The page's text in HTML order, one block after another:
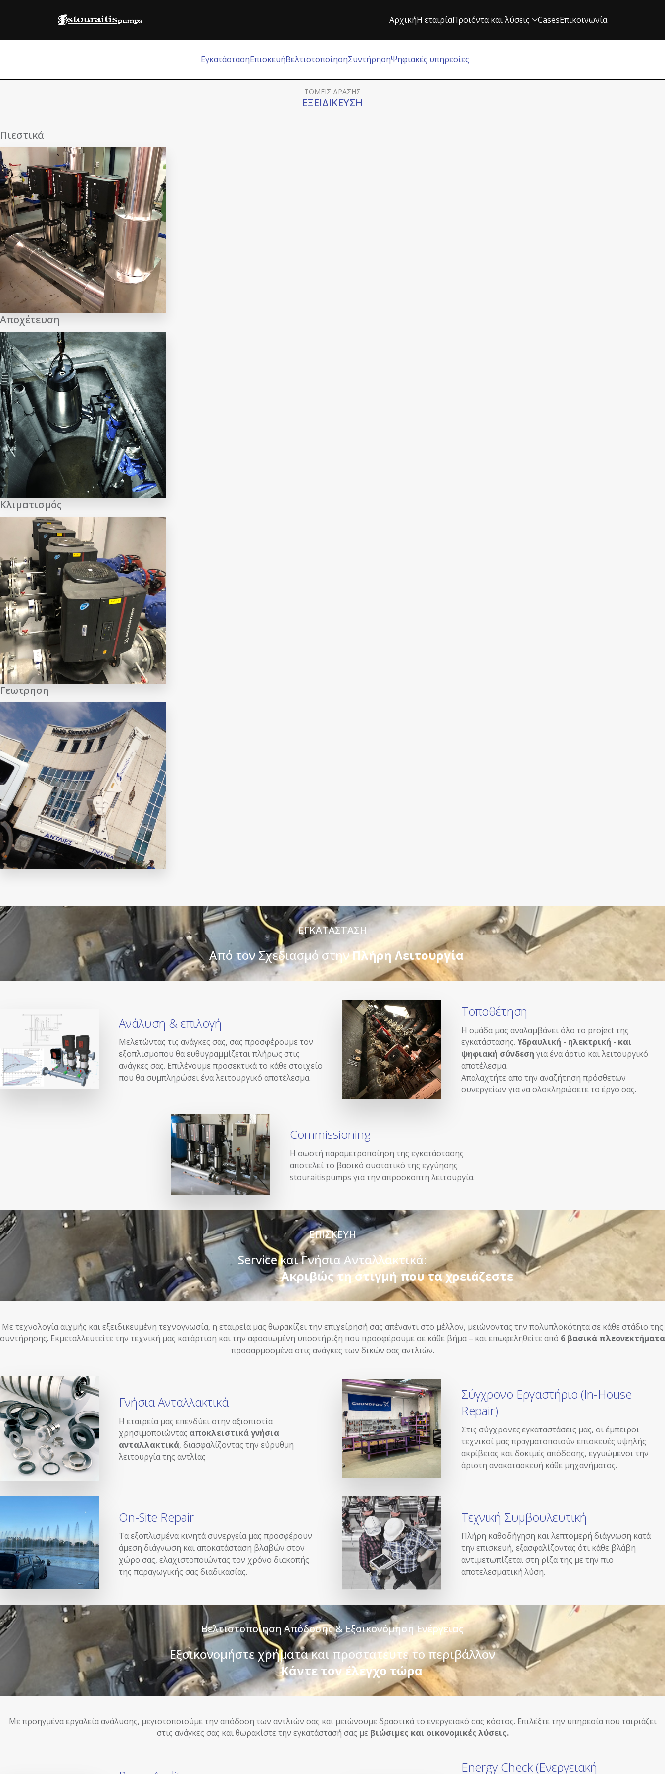
ΑρχικήΗ εταιρίαΠροϊόντα και λύσεις CasesΕπικοινωνία
ΤΟΜΕΙΣ ΔΡΑΣΗΣ
ΕΞΕΙΔΙΚΕΥΣΗ
Πιεστικά
Αποχέτευση
Κλιματισμός
Γεωτρηση
ΕΓΚΑΤΑΣΤΑΣΗ
Από τον Σχεδιασμό στηνΠλήρη Λειτουργία
Ανάλυση & επιλογή
Μελετώντας τις ανάγκες σας, σας προσφέρουμε τον
εξοπλισμοπου θα ευθυγραμμίζεται πλήρως στις
ανάγκες σας. Επιλέγουμε προσεκτικά το κάθε στοιχείο
που θα συμπληρώσει ένα λειτουργικό αποτέλεσμα.
Τοποθέτηση
Η ομάδα μας αναλαμβάνει όλο το project της
εγκατάστασης. Υδραυλική - ηλεκτρική - και
ψηφιακή σύνδεση για ένα άρτιο και λειτουργικό
αποτέλεσμα.
Απαλαχτήτε απο την αναζήτηση πρόσθετων
συνεργείων για να ολοκληρώσετε το έργο σας.
Commissioning
Η σωστή παραμετροποίηση της εγκατάστασης
αποτελεί το βασικό συστατικό της εγγύησης
stouraitispumps για την απροσκοπτη λειτουργία.
ΕΠΙΣΚΕΥΗ
Service και Γνήσια Ανταλλακτικά:
Ακριβώς τη στιγμή που τα χρειάζεστε
Με τεχνολογία αιχμής και εξειδικευμένη τεχνογνωσία, η εταιρεία μας θωρακίζει την επιχείρησή σας απέναντι στο μέλλον, μειώνοντας την πολυπλοκότητα σε κάθε στάδιο της
συντήρησης. Εκμεταλλευτείτε την τεχνική μας κατάρτιση και την αφοσιωμένη υποστήριξη που προσφέρουμε σε κάθε βήμα – και επωφεληθείτε από 6 βασικά πλεονεκτήματα
προσαρμοσμένα στις ανάγκες των δικών σας αντλιών.
Γνήσια Ανταλλακτικά
Η εταιρεία μας επενδύει στην αξιοπιστία
χρησιμοποιώντας αποκλειστικά γνήσια
ανταλλακτικά, διασφαλίζοντας την εύρυθμη
λειτουργία της αντλίας
Σύγχρονο Εργαστήριο (In-House
Repair)
Στις σύγχρονες εγκαταστάσεις μας, οι έμπειροι
τεχνικοί μας πραγματοποιούν επισκευές υψηλής
ακρίβειας και δοκιμές απόδοσης, εγγυώμενοι την
άριστη ανακατασκευή κάθε μηχανήματος.
On-Site Repair
Τα εξοπλισμένα κινητά συνεργεία μας προσφέρουν
άμεση διάγνωση και αποκατάσταση βλαβών στον
χώρο σας, ελαχιστοποιώντας τον χρόνο διακοπής
της παραγωγικής σας διαδικασίας.
Τεχνική Συμβουλευτική
Πλήρη καθοδήγηση και λεπτομερή διάγνωση κατά
την επισκευή, εξασφαλίζοντας ότι κάθε βλάβη
αντιμετωπίζεται στη ρίζα της με την πιο
αποτελεσματική λύση.
Βελτιστοποίηση Απόδοσης & Εξοικονόμηση Ενέργειας
Εξοικονομήστε χρήματα και προστατευτε το περιβάλλον
Κάντε τον έλεγχο τώρα
Με προηγμένα εργαλεία ανάλυσης, μεγιστοποιούμε την απόδοση των αντλιών σας και μειώνουμε δραστικά το ενεργειακό σας κόστος. Επιλέξτε την υπηρεσία που ταιριάζει
στις ανάγκες σας και θωρακίστε την εγκατάστασή σας με βιώσιμες και οικονομικές λύσεις.
Energy Check (Ενεργειακή
ΕγκατάστασηΕπισκευήΒελτιστοποίησηΣυντήρησηΨηφιακές υπηρεσίες